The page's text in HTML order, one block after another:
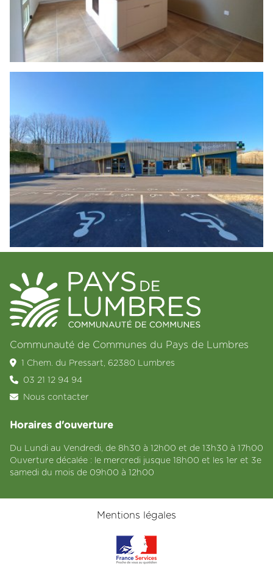
Communauté de Communes du Pays de Lumbres
1 Chem. du Pressart, 62380 Lumbres
03 21 12 94 94
Nous contacter
Horaires d'ouverture
Du Lundi au Vendredi, de 8h30 à 12h00 et de 13h30 à 17h00
Ouverture décalée : le mercredi jusque 18h00 et les 1er et 3e
samedi du mois de 09h00 à 12h00
Mentions légales